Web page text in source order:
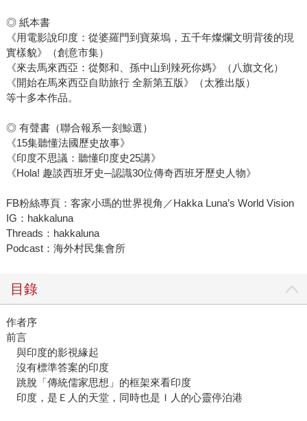
◎ 紙本書
《用電影說印度：從婆羅門到寶萊塢，五千年燦爛文明背後的現
實樣貌》（創意市集）
《來去馬來西亞：從鄭和、孫中山到辣死你媽》（八旗文化）
《開始在馬來西亞自助旅行 全新第五版》（太雅出版）
等十多本作品。
◎ 有聲書（聯合報系一刻鯨選）
《15集聽懂法國歷史故事》
《印度不思議：聽懂印度史25講》
《Hola! 趣談西班牙史─認識30位傳奇西班牙歷史人物》
FB粉絲專頁：客家小瑪的世界視角／Hakka Luna’s World Vision
IG：hakkaluna
Threads：hakkaluna
Podcast：海外村民集會所
目錄
作者序
前言
與印度的影視緣起
沒有標準答案的印度
跳脫「傳統儒家思想」的框架來看印度
印度，是Ｅ人的天堂，同時也是Ｉ人的心靈停泊港